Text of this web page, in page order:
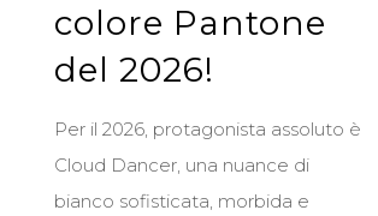
colore Pantone
del 2026!
Per il 2026, protagonista assoluto è
Cloud Dancer, una nuance di
bianco sofisticata, morbida e